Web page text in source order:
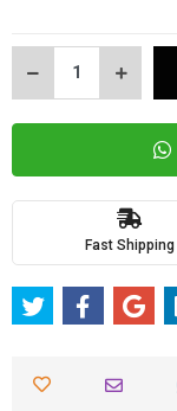
Fast Shipping